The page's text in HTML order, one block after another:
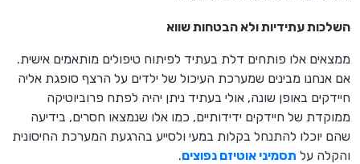
השלכות עתידיות ולא הבטחות שווא
ממצאים אלו פותחים דלת בעתיד לפיתוח טיפולים מותאמים אישית.
אם אנחנו מבינים שמערכת העיכול של ילדים על הרצף סופגת אליה
חיידקים באופן שונה, אולי בעתיד ניתן יהיה לפתח פרוביוטיקה
ממוקדת של חיידקים ידידותיים, כמו אלו שנמצאו חסרים, בידיעה
שהם יוכלו להתנחל בקלות במעי ולסייע בהרגעת המערכת החיסונית
והקלה על תסמיני אוטיזם נפוצים.